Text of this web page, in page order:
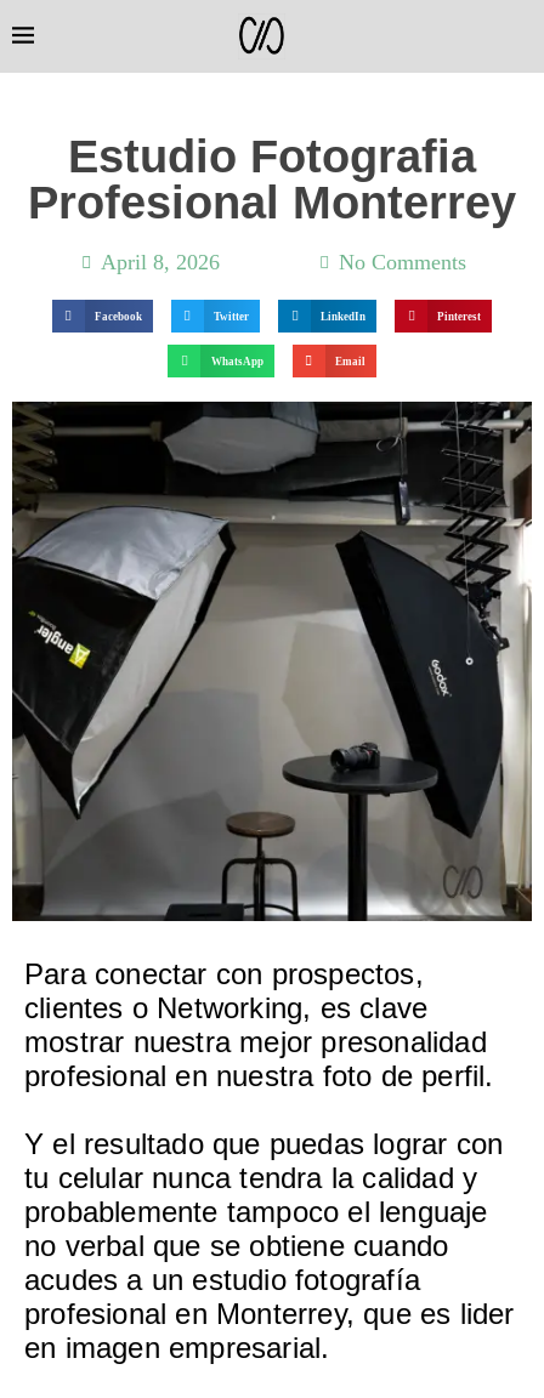
Estudio Fotografia
Profesional Monterrey
April 8, 2026 No Comments
Facebook Twitter LinkedIn Pinterest
WhatsApp Email
Para conectar con prospectos,
clientes o Networking, es clave
mostrar nuestra mejor presonalidad
profesional en nuestra foto de perfil.
Y el resultado que puedas lograr con
tu celular nunca tendra la calidad y
probablemente tampoco el lenguaje
no verbal que se obtiene cuando
acudes a un estudio fotografía
profesional en Monterrey, que es lider
en imagen empresarial.